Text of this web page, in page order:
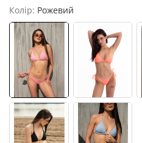
Колір: Рожевий